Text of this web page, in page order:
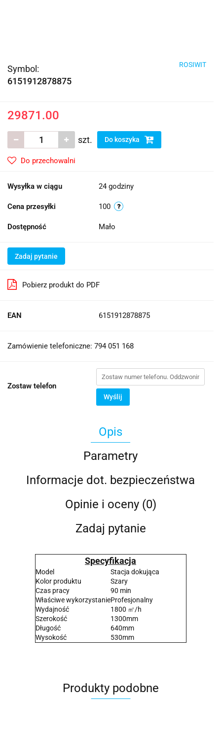
Symbol:
6151912878875
ROSIWIT
29871.00
szt. Do koszyka
Do przechowalni
Wysyłka w ciągu 24 godziny
Cena przesyłki 100
Dostępność Mało
Zadaj pytanie
Pobierz produkt do PDF
EAN 6151912878875
Zamówienie telefoniczne: 794 051 168
Zostaw telefon
Wyślij
Opis
Parametry
Informacje dot. bezpieczeństwa
Opinie i oceny (0)
Zadaj pytanie
Specyfikacja
Model
Stacja dokująca
Kolor produktu
Szary
Czas pracy
90 min
Właściwe wykorzystanieProfesjonalny
Wydajność
1800 ㎡/h
Szerokość
1300mm
Długość
640mm
Wysokość
530mm
Produkty podobne